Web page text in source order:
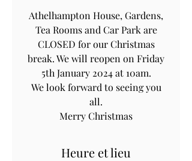
Athelhampton House, Gardens,
Tea Rooms and Car Park are
CLOSED for our Christmas
break. We will reopen on Friday
5th January 2024 at 10am.
We look forward to seeing you
all.
Merry Christmas
Heure et lieu